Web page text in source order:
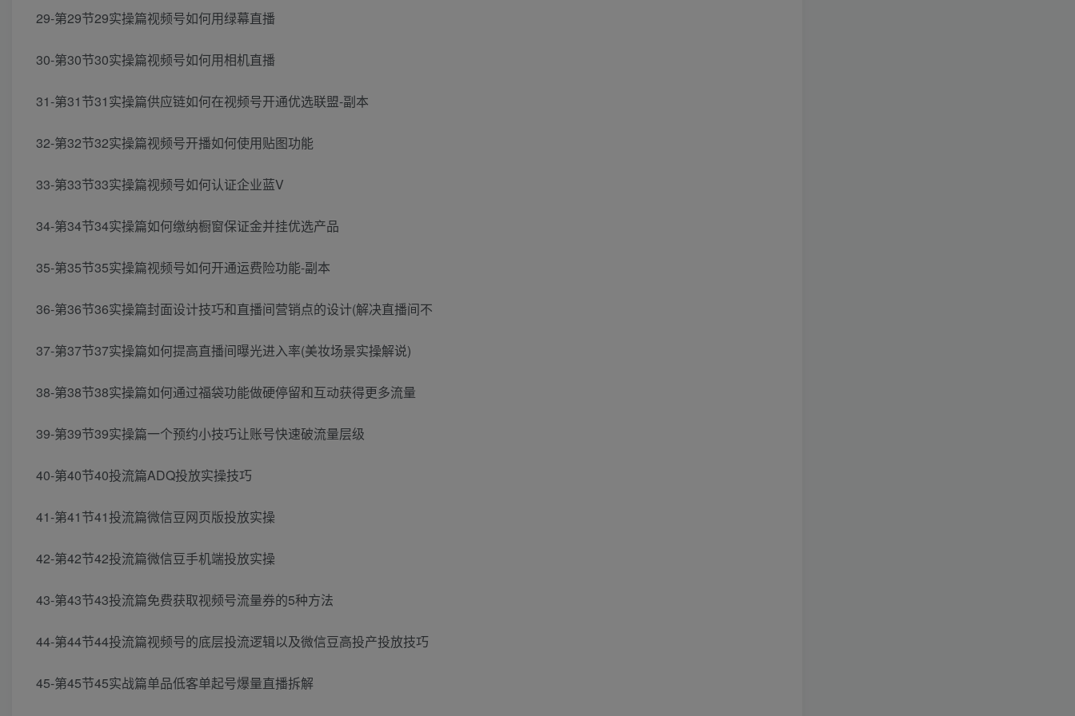
29-第29节29实操篇视频号如何用绿幕直播
30-第30节30实操篇视频号如何用相机直播
31-第31节31实操篇供应链如何在视频号开通优选联盟-副本
32-第32节32实操篇视频号开播如何使用贴图功能
33-第33节33实操篇视频号如何认证企业蓝V
34-第34节34实操篇如何缴纳橱窗保证金并挂优选产品
35-第35节35实操篇视频号如何开通运费险功能-副本
36-第36节36实操篇封面设计技巧和直播间营销点的设计(解决直播间不
37-第37节37实操篇如何提高直播间曝光进入率(美妆场景实操解说)
38-第38节38实操篇如何通过福袋功能做硬停留和互动获得更多流量
39-第39节39实操篇一个预约小技巧让账号快速破流量层级
40-第40节40投流篇ADQ投放实操技巧
41-第41节41投流篇微信豆网页版投放实操
42-第42节42投流篇微信豆手机端投放实操
43-第43节43投流篇免费获取视频号流量券的5种方法
44-第44节44投流篇视频号的底层投流逻辑以及微信豆高投产投放技巧
45-第45节45实战篇单品低客单起号爆量直播拆解